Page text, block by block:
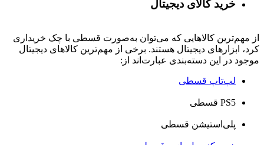
خرید کالای دیجیتال
از مهم‌ترین کالاهایی که می‌توان به‌صورت قسطی با چک خریداری
کرد، ابزارهای دیجیتال هستند. برخی از مهم‌ترین کالاهای دیجیتال
موجود در این دسته‌بندی عبارت‌اند از:
لپ‌تاپ قسطی
PS5 قسطی
پلی‌استیشن قسطی